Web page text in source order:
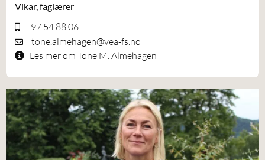
Vikar, faglærer
97 54 88 06
tone.almehagen@vea-fs.no
Les mer om Tone M. Almehagen